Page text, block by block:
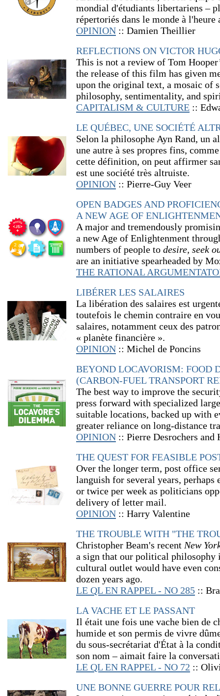
mondial d'étudiants libertariens ‒
répertoriés dans le monde à l'heure
OPINION :: Damien Theillier
REFLECTIONS ON VICTOR
This is not a review of Tom
the release of this film has given
upon the original text, a mosaic of
philosophy, sentimentality, and
CAPITALISM & CULTURE ::
LE QUÉBEC, UNE SOCIÉTÉ
Selon la philosophe Ayn Rand, un
une autre à ses propres fins,
cette définition, on peut affirmer
est une société très altruiste.
OPINION :: Pierre-Guy Veer
OPEN BADGES AND
A NEW AGE OF
A major and tremendously
a new Age of Enlightenment
numbers of people to desire, seek
are an initiative spearheaded by
THE RATIONAL
LIBÉRER LES SALAIRES
La libération des salaires est
toutefois le chemin contraire en
salaires, notamment ceux des
« planète financière ».
OPINION :: Michel de Poncins
BEYOND LOCAVORISM: FOOD
(CARBON-FUEL TRANSPORT
The best way to improve the
press forward with specialized
suitable locations, backed up with
greater reliance on long-distance
OPINION :: Pierre Desrochers
THE QUEST FOR FEASIBLE
Over the longer term, post office
languish for several years,
or twice per week as politicians
delivery of letter mail.
OPINION :: Harry Valentine
THE TROUBLE WITH "THE
Christopher Beam's recent New
a sign that our political philosophy
cultural outlet would have even
dozen years ago.
LE QL EN RAPPEL - NO 285 ::
LA VACHE ET LE PASSANT
Il était une fois une vache bien de
humide et son permis de vivre
du sous-secrétariat d'État à la
son nom ‒ aimait faire la
LE QL EN RAPPEL - NO 72 ::
UNE BONNE GUERRE POUR